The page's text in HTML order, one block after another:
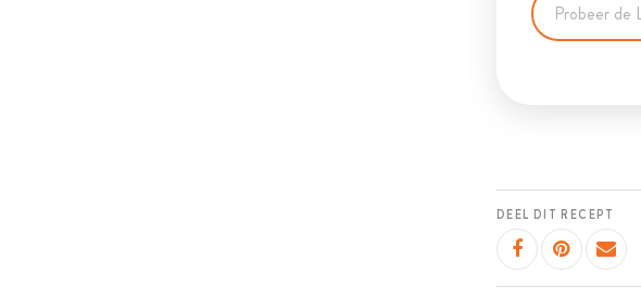
DEEL DIT RECEPT